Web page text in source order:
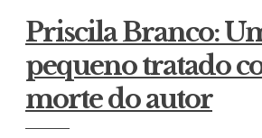
Priscila Branco:
pequeno tratado
morte do autor